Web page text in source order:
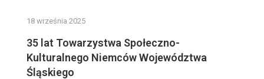
18 września 2025
35 lat Towarzystwa Społeczno-
Kulturalnego Niemców Województwa
Śląskiego